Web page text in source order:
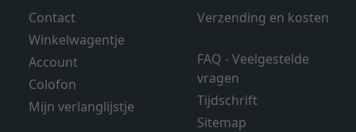
Contact
Winkelwagentje
Account
Colofon
Mijn verlanglijstje
Verzending en kosten
FAQ - Veelgestelde
vragen
Tijdschrift
Sitemap